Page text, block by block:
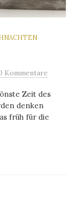
Kommentare
Zeit des
denken
früh für die